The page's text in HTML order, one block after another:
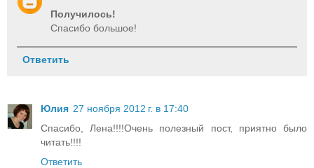
Получилось!
Спасибо большое!
Ответить
Юлия 27 ноября 2012 г. в 17:40
Спасибо, Лена!!!!Очень полезный пост, приятно было
читать!!!!
Ответить